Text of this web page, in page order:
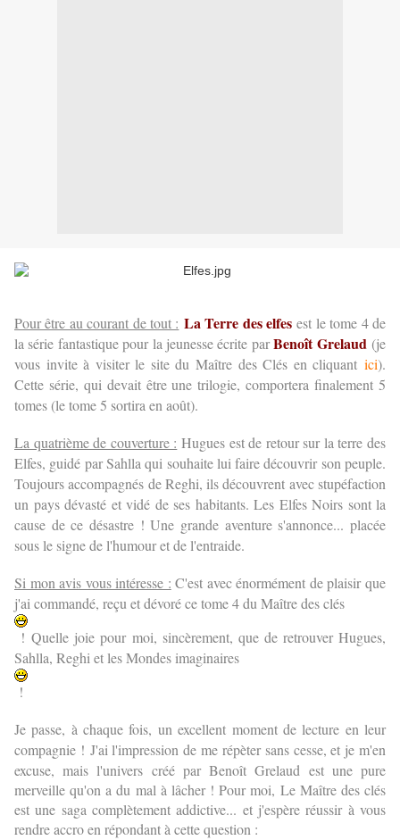
Pour être au courant de tout : La Terre des elfes est le tome 4 de
la série fantastique pour la jeunesse écrite parBenoît Grelaud (je
vous invite à visiter le site du Maître des Clés en cliquant ici).
Cette série, qui devait être une trilogie, comportera finalement 5
tomes (le tome 5 sortira en août).
La quatrième de couverture : Hugues est de retour sur la terre des
Elfes, guidé par Sahlla qui souhaite lui faire découvrir son peuple.
Toujours accompagnés de Reghi, ils découvrent avec stupéfaction
un pays dévasté et vidé de ses habitants. Les Elfes Noirs sont la
cause de ce désastre ! Une grande aventure s'annonce... placée
sous le signe de l'humour et de l'entraide.
Si mon avis vous intéresse : C'est avec énormément de plaisir que
j'ai commandé, reçu et dévoré ce tome 4 du Maître des clés
! Quelle joie pour moi, sincèrement, que de retrouver Hugues,
Sahlla, Reghi et les Mondes imaginaires
!
Je passe, à chaque fois, un excellent moment de lecture en leur
compagnie ! J'ai l'impression de me répèter sans cesse, et je m'en
excuse, mais l'univers créé par Benoît Grelaud est une pure
merveille qu'on a du mal à lâcher ! Pour moi, Le Maître des clés
est une saga complètement addictive... et j'espère réussir à vous
rendre accro en répondant à cette question :